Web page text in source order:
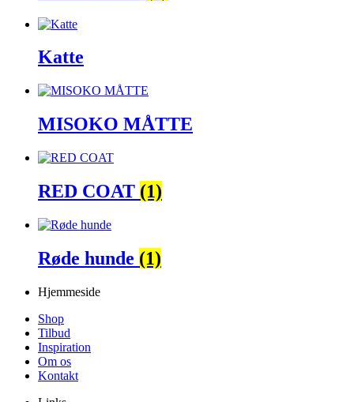
Katte
MISOKO MÅTTE
RED COAT (1)
Røde hunde (1)
Hjemmeside
Shop
Tilbud
Inspiration
Om os
Kontakt